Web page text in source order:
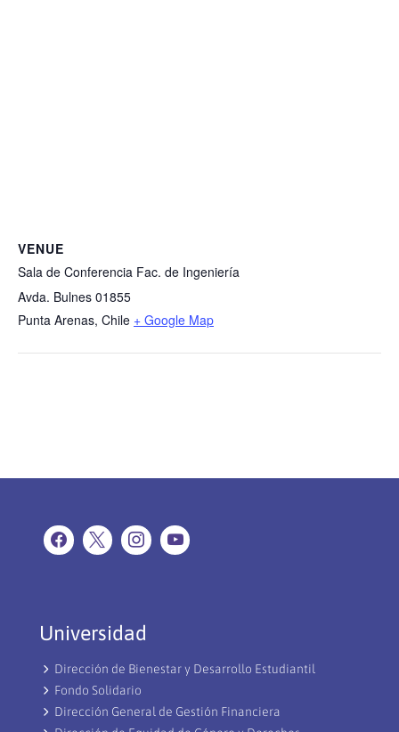
VENUE
Sala de Conferencia Fac. de Ingeniería
Avda. Bulnes 01855
Punta Arenas, Chile + Google Map
Universidad
Dirección de Bienestar y Desarrollo Estudiantil
Fondo Solidario
Dirección General de Gestión Financiera